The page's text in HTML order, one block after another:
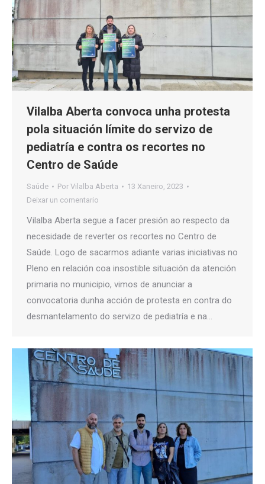
Vilalba Aberta convoca unha protesta
pola situación límite do servizo de
pediatría e contra os recortes no
Centro de Saúde
Saúde Por Vilalba Aberta
13 Xaneiro, 2023
Deixar un comentario
Vilalba Aberta segue a facer presión ao respecto da
necesidade de reverter os recortes no Centro de
Saúde. Logo de sacarmos adiante varias iniciativas no
Pleno en relación coa insostible situación da atención
primaria no municipio, vimos de anunciar a
convocatoria dunha acción de protesta en contra do
desmantelamento do servizo de pediatría e na…